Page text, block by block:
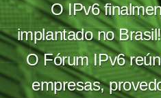
O IPv6
implantado no
O Fórum IPv6
empresas,